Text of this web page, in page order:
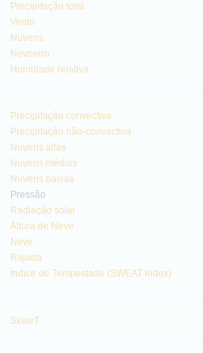
Precipitação total
Vento
Nuvens
Nevoeiro
Humidade relativa
Precipitação convectiva
Precipitação não-convectiva
Nuvens altas
Nuvens médias
Nuvens baixas
Pressão
Radiação solar
Altura de Neve
Neve
Rajada
Índice de Tempestade (SWEAT Index)
SkewT